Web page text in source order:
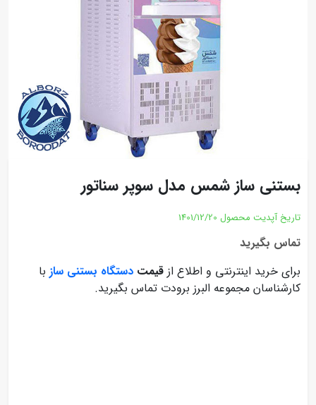
بستنی ساز شمس مدل سوپر سناتور
تاریخ آپدیت محصول 1401/12/20
تماس بگیرید
برای خرید اینترنتی و اطلاع از قیمت دستگاه بستنی ساز با
کارشناسان مجموعه البرز برودت تماس بگیرید.